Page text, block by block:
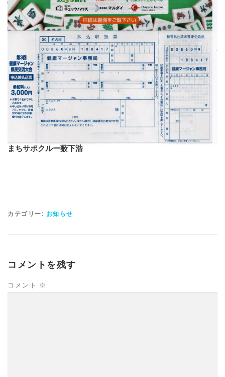
まちサポクルー薮下浩
カテゴリー: お知らせ
コメントを残す
コメント ※